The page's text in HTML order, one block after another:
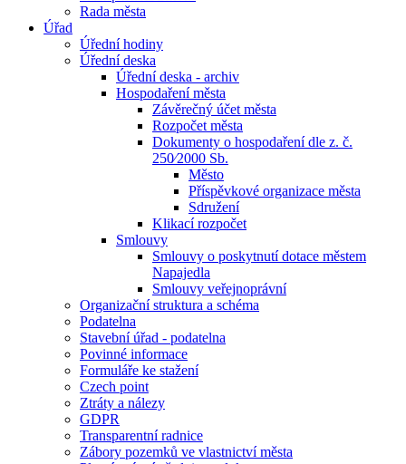
Rada města
Úřad
Úřední hodiny
Úřední deska
Úřední deska - archiv
Hospodaření města
Závěrečný účet města
Rozpočet města
Dokumenty o hospodaření dle z. č.
250⁄2000 Sb.
Město
Příspěvkové organizace města
Sdružení
Klikací rozpočet
Smlouvy
Smlouvy o poskytnutí dotace městem
Napajedla
Smlouvy veřejnoprávní
Organizační struktura a schéma
Podatelna
Stavební úřad - podatelna
Povinné informace
Formuláře ke stažení
Czech point
Ztráty a nálezy
GDPR
Transparentní radnice
Zábory pozemků ve vlastnictví města